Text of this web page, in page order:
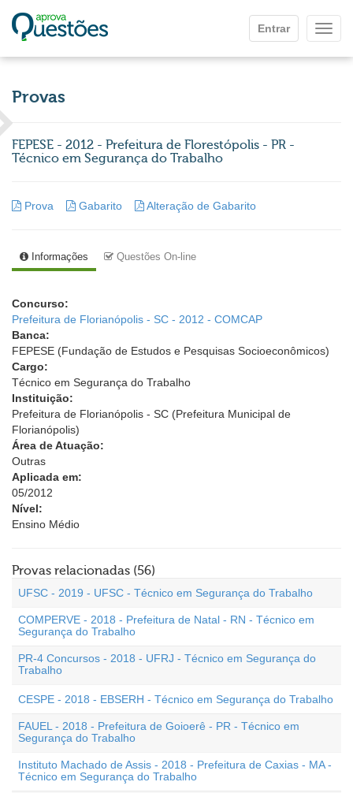
Entrar
Provas
FEPESE - 2012 - Prefeitura de Florestópolis - PR -
Técnico em Segurança do Trabalho
Prova Gabarito Alteração de Gabarito
Informações Questões On-line
Concurso:
Prefeitura de Florianópolis - SC - 2012 - COMCAP
Banca:
FEPESE (Fundação de Estudos e Pesquisas Socioeconômicos)
Cargo:
Técnico em Segurança do Trabalho
Instituição:
Prefeitura de Florianópolis - SC (Prefeitura Municipal de
Florianópolis)
Área de Atuação:
Outras
Aplicada em:
05/2012
Nível:
Ensino Médio
Provas relacionadas (56)
UFSC - 2019 - UFSC - Técnico em Segurança do Trabalho
COMPERVE - 2018 - Prefeitura de Natal - RN - Técnico em
Segurança do Trabalho
PR-4 Concursos - 2018 - UFRJ - Técnico em Segurança do
Trabalho
CESPE - 2018 - EBSERH - Técnico em Segurança do Trabalho
FAUEL - 2018 - Prefeitura de Goioerê - PR - Técnico em
Segurança do Trabalho
Instituto Machado de Assis - 2018 - Prefeitura de Caxias - MA -
Técnico em Segurança do Trabalho